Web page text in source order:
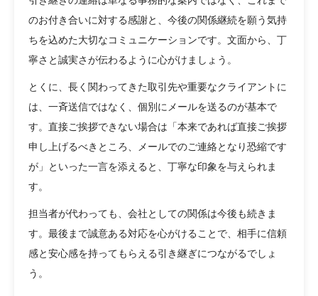
のお付き合いに対する感謝と、今後の関係継続を願う気持
ちを込めた大切なコミュニケーションです。文面から、丁
寧さと誠実さが伝わるように心がけましょう。
とくに、長く関わってきた取引先や重要なクライアントに
は、一斉送信ではなく、個別にメールを送るのが基本で
す。直接ご挨拶できない場合は「本来であれば直接ご挨拶
申し上げるべきところ、メールでのご連絡となり恐縮です
が」といった一言を添えると、丁寧な印象を与えられま
す。
担当者が代わっても、会社としての関係は今後も続きま
す。最後まで誠意ある対応を心がけることで、相手に信頼
感と安心感を持ってもらえる引き継ぎにつながるでしょ
う。